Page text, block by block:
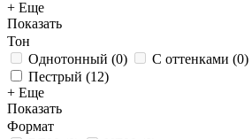
+ Еще
Показать
Тон
Однотонный (0) С оттенками (0)
Пестрый (12)
+ Еще
Показать
Формат